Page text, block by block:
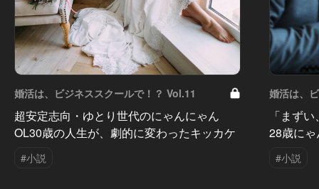
婚活は、ビジネススクールで！？ Vol.11
超安定志向・ゆとり世代のにゃんにゃん
OL30歳の人生が、劇的に変わったキッカケ
#小説
婚活は、
「まず
28歳に
#小説